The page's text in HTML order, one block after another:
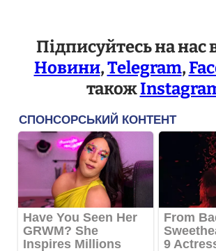
Підписуйтесь на нас
Новини,Telegram,
також